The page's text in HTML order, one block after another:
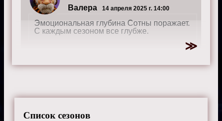
Валера 14 апреля 2025 г. 14:00
Эмоциональная глубина Сотны поражает.
С каждым сезоном все глубже.
В Сотне много сильных женских
не сдаваться.
Список сезонов